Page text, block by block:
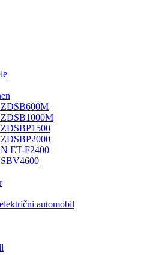
ET-F2400
automobil